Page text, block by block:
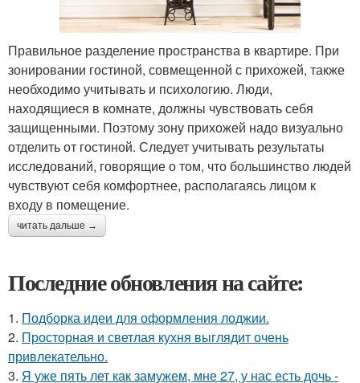
Правильное разделение пространства в квартире. При
зонировании гостиной, совмещенной с прихожей, также
необходимо учитывать и психологию. Люди,
находящиеся в комнате, должны чувствовать себя
защищенными. Поэтому зону прихожей надо визуально
отделить от гостиной. Следует учитывать результаты
исследований, говорящие о том, что большинство людей
чувствуют себя комфортнее, располагаясь лицом к
входу в помещение.
читать дальше →
Последние обновления на сайте:
1. Подборка идеи для оформления лоджии.
2. Просторная и светлая кухня выглядит очень
привлекательно.
3. Я уже пять лет как замужем, мне 27, у нас есть дочь -